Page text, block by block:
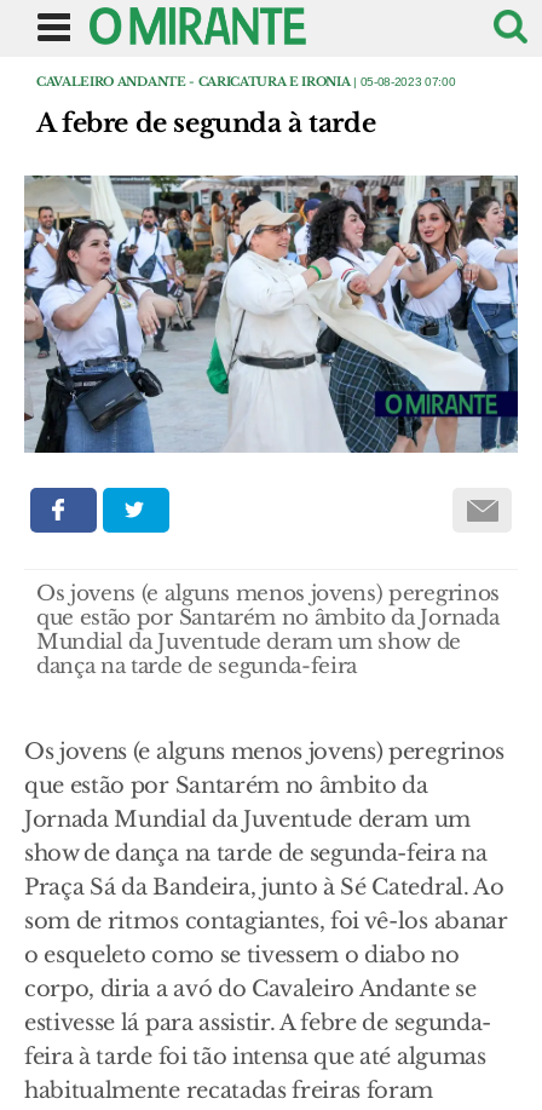
CAVALEIRO ANDANTE - CARICATURA E IRONIA | 05-08-2023 07:00
A febre de segunda à tarde
Os jovens (e alguns menos jovens) peregrinos
que estão por Santarém no âmbito da Jornada
Mundial da Juventude deram um show de
dança na tarde de segunda-feira
Os jovens (e alguns menos jovens) peregrinos
que estão por Santarém no âmbito da
Jornada Mundial da Juventude deram um
show de dança na tarde de segunda-feira na
Praça Sá da Bandeira, junto à Sé Catedral. Ao
som de ritmos contagiantes, foi vê-los abanar
o esqueleto como se tivessem o diabo no
corpo, diria a avó do Cavaleiro Andante se
estivesse lá para assistir. A febre de segunda-
feira à tarde foi tão intensa que até algumas
habitualmente recatadas freiras foram